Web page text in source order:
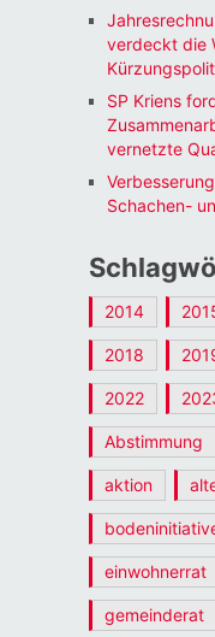
verdeckt die
SP Kriens
vernetzte
Schachen-
2014
2018
2022
Abstimmung
aktion
einwohnerrat
gemeinderat